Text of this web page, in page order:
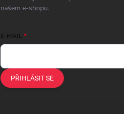
našem e-shopu.
E-MAIL
PŘIHLÁSIT SE